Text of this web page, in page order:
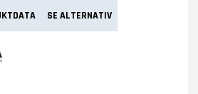
SE ALTERNATIV